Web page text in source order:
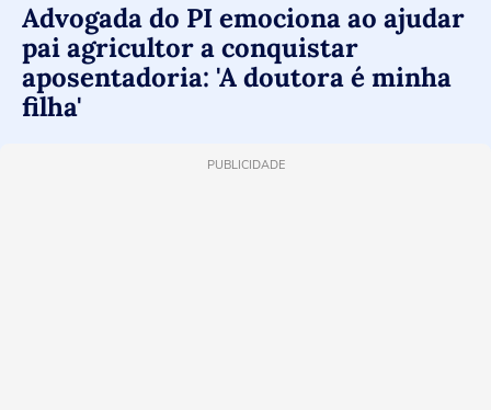
Advogada do PI emociona ao ajudar
pai agricultor a conquistar
aposentadoria: 'A doutora é minha
filha'
PUBLICIDADE